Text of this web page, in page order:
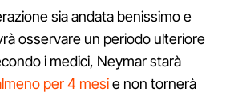
sia andata benissimo e
osservare un periodo ulteriore
i medici, Neymar starà
per 4 mesie non tornerà